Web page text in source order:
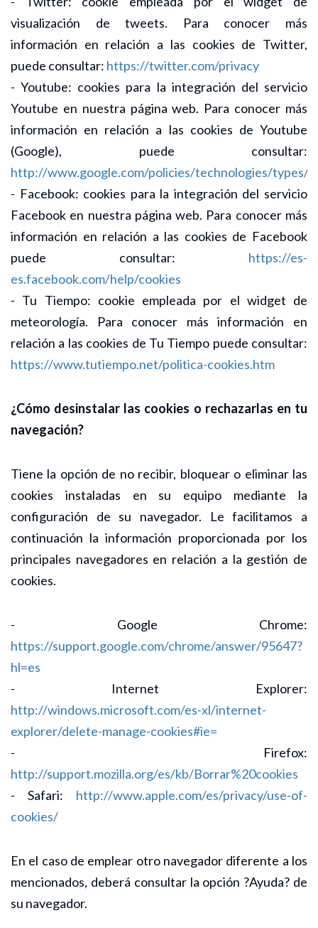
visualización de tweets. Para conocer más
información en relación a las cookies de Twitter,
puede consultar: https://twitter.com/privacy
- Youtube: cookies para la integración del servicio
Youtube en nuestra página web. Para conocer más
información en relación a las cookies de Youtube
(Google), puede consultar:
http://www.google.com/policies/technologies/types/
- Facebook: cookies para la integración del servicio
Facebook en nuestra página web. Para conocer más
información en relación a las cookies de Facebook
puede consultar: https://es-
es.facebook.com/help/cookies
- Tu Tiempo: cookie empleada por el widget de
meteorología. Para conocer más información en
relación a las cookies de Tu Tiempo puede consultar:
https://www.tutiempo.net/politica-cookies.htm
¿Cómo desinstalar las cookies o rechazarlas en tu
navegación?
Tiene la opción de no recibir, bloquear o eliminar las
cookies instaladas en su equipo mediante la
configuración de su navegador. Le facilitamos a
continuación la información proporcionada por los
principales navegadores en relación a la gestión de
cookies.
- Google Chrome:
https://support.google.com/chrome/answer/95647?
hl=es
- Internet Explorer:
http://windows.microsoft.com/es-xl/internet-
explorer/delete-manage-cookies#ie=
- Firefox:
http://support.mozilla.org/es/kb/Borrar%20cookies
- Safari: http://www.apple.com/es/privacy/use-of-
cookies/
En el caso de emplear otro navegador diferente a los
mencionados, deberá consultar la opción ?Ayuda? de
su navegador.